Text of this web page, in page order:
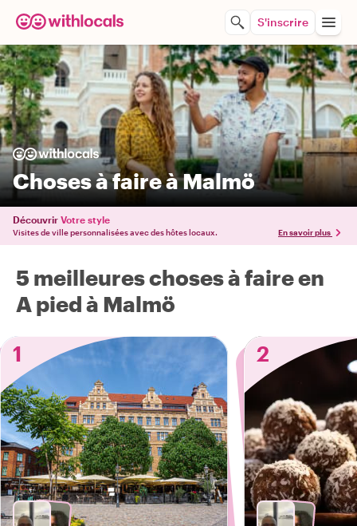
S'inscrire
Choses à faire à Malmö
Découvrir Votre style
Visites de ville personnalisées avec des hôtes locaux. En savoir plus
5 meilleures choses à faire en
A pied à Malmö
1
2